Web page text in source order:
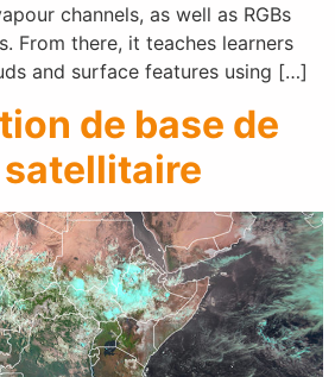
channels, as well as RGBs
From there, it teaches learners
and surface features using […]
de base de
satellitaire